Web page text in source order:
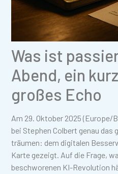
Was ist
Abend, ein
großes Echo
Am 29. Oktober 2025 (Europe/
bei Stephen Colbert genau
träumen: dem digitalen
Karte gezeigt. Auf die Frage,
beschworenen KI-Revolution